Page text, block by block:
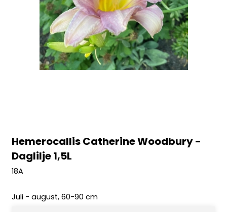
Hemerocallis Catherine Woodbury -
Daglilje 1,5L
18A
Juli - august, 60-90 cm